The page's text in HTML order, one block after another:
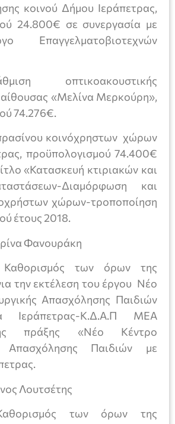
κοινού Δήμου Ιεράπετρας,
24.800€ σε συνεργασία με
Επαγγελματοβιοτεχνών
οπτικοακουστικής
«Μελίνα Μερκούρη»,
74.276€.
κοινόχρηστων χώρων
προϋπολογισμού 74.400€
«Κατασκευή κτιριακών και
Διαμόρφωση και
χώρων-τροποποίηση
έτους 2018.
Φανουράκη
Καθορισμός των όρων της
την εκτέλεση του έργου Νέο
Απασχόλησης Παιδιών
Ιεράπετρας-Κ.Δ.Α.Π ΜΕΑ
πράξης «Νέο Κέντρο
Απασχόλησης Παιδιών με
Λουτσέτης
των όρων της